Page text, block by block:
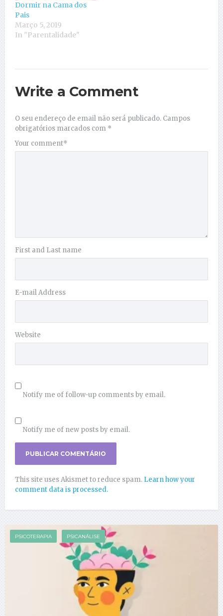
Dormir na Cama dos
Pais
Março 5, 2019
In "Parentalidade"
Write a Comment
O seu endereço de email não será publicado. Campos
obrigatórios marcados com *
Your comment*
First and Last name
E-mail Address
Website
Notify me of follow-up comments by email.
Notify me of new posts by email.
This site uses Akismet to reduce spam. Learn how your
comment data is processed.
PSICOTERAPIA PSICANÁLISE